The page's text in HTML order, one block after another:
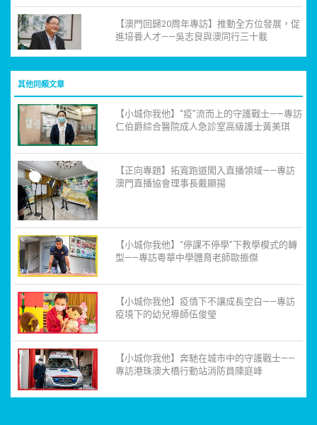
【澳門回歸20周年專訪】推動全方位發展，促
進培養人才——吳志良與澳同行三十載
其他同類文章
【小城你我他】“疫”流而上的守護戰士——專訪
仁伯爵綜合醫院成人急診室高級護士黃美琪
【正向專題】拓寬跑道闖入直播領域——專訪
澳門直播協會理事長戴顯揚
【小城你我他】“停課不停學”下教學模式的轉
型——專訪粵華中學體育老師歐振傑
【小城你我他】疫情下不讓成長空白——專訪
疫境下的幼兒導師伍俊瑩
【小城你我他】奔馳在城市中的守護戰士——
專訪港珠澳大橋行動站消防員陳庭峰